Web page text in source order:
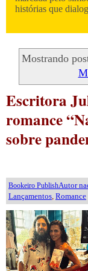
histórias que
Mostrando
Escritora
romance
sobre
Bookeiro PublishAutor
Lançamentos Romance